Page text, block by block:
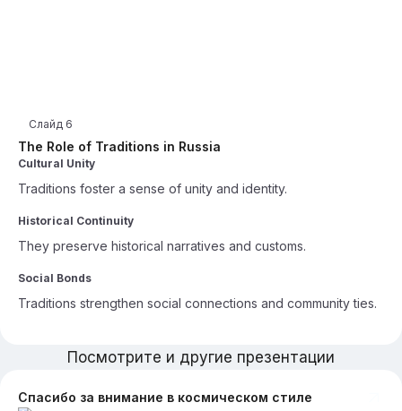
The Role of Traditions in Russia
Слайд 6
Cultural Unity
Traditions foster a sense of unity and identity.
Historical Continuity
They preserve historical narratives and customs.
Social Bonds
Traditions strengthen social connections and community ties.
Посмотрите и другие презентации
Спасибо за внимание в космическом стиле